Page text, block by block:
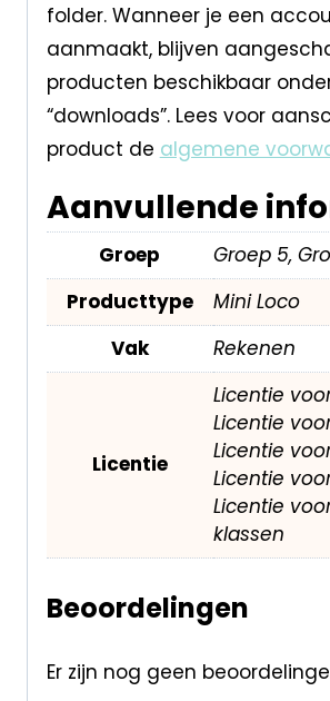
folder. Wanneer je een
aanmaakt, blijven
producten beschikbaar
“downloads”. Lees voor
product de algemene
Aanvullende
Groep
Groep 5,
Producttype
Mini Loco
Vak
Rekenen
Licentie
Licentie
Licentie
Licentie
Licentie
Licentie
klassen
Beoordelingen
Er zijn nog geen